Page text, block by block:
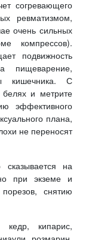
согревающего
ревматизмом,
очень сильных
компрессов).
подвижность
пищеварение,
кишечника. С
и метрите
эффективного
плана,
не переносят
сказывается на
при экземе и
снятию
кедр, кипарис,